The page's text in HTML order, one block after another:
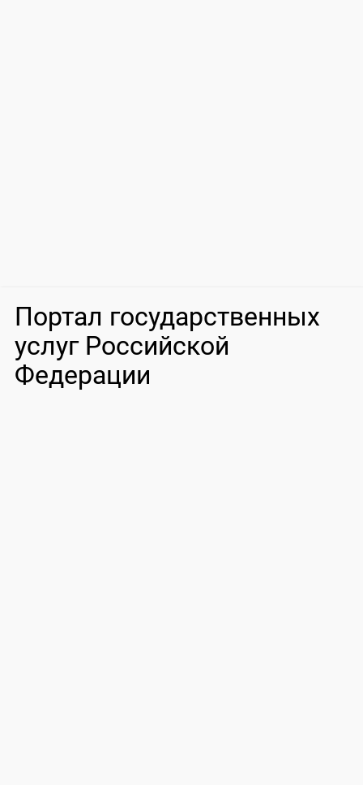
Портал государственных
услуг Российской
Федерации